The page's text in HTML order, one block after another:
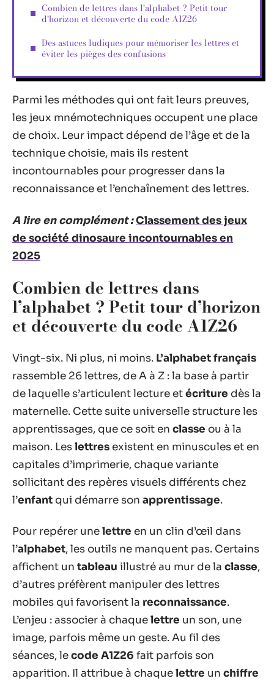
Combien de lettres dans l’alphabet ? Petit tour
d’horizon et découverte du code A1Z26
Des astuces ludiques pour mémoriser les lettres et
éviter les pièges des confusions
Parmi les méthodes qui ont fait leurs preuves,
les jeux mnémotechniques occupent une place
de choix. Leur impact dépend de l’âge et de la
technique choisie, mais ils restent
incontournables pour progresser dans la
reconnaissance et l’enchaînement des lettres.
A lire en complément :Classement des jeux
de société dinosaure incontournables en
2025
Combien de lettres dans
l’alphabet ? Petit tour d’horizon
et découverte du code A1Z26
Vingt-six. Ni plus, ni moins. L’alphabet français
rassemble 26 lettres, de A à Z : la base à partir
de laquelle s’articulent lecture etécriture dès la
maternelle. Cette suite universelle structure les
apprentissages, que ce soit en classe ou à la
maison. Leslettres existent en minuscules et en
capitales d’imprimerie, chaque variante
sollicitant des repères visuels différents chez
l’enfant qui démarre son apprentissage.
Pour repérer unelettre en un clin d’œil dans
l’alphabet, les outils ne manquent pas. Certains
affichent un tableau illustré au mur de la classe,
d’autres préfèrent manipuler des lettres
mobiles qui favorisent la reconnaissance.
L’enjeu : associer à chaquelettre un son, une
image, parfois même un geste. Au fil des
séances, lecode A1Z26 fait parfois son
apparition. Il attribue à chaquelettre un chiffre